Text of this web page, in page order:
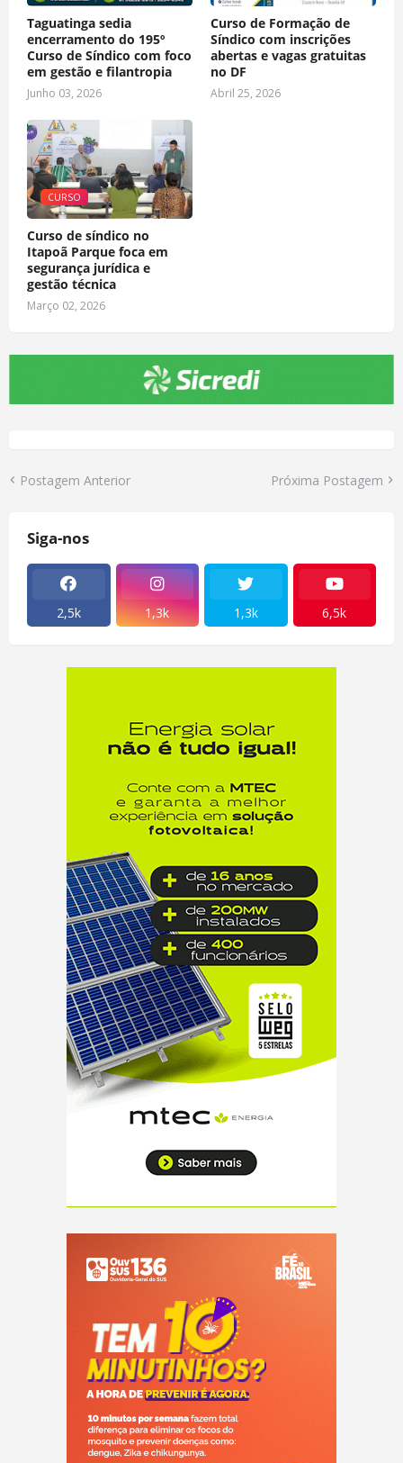
Taguatinga sedia
encerramento do 195º
Curso de Síndico com foco
em gestão e filantropia
Junho 03, 2026
Curso de Formação de
Síndico com inscrições
abertas e vagas gratuitas
no DF
Abril 25, 2026
CURSO
Curso de síndico no
Itapoã Parque foca em
segurança jurídica e
gestão técnica
Março 02, 2026
Postagem Anterior Próxima Postagem
Siga-nos
2,5k 1,3k 1,3k 6,5k